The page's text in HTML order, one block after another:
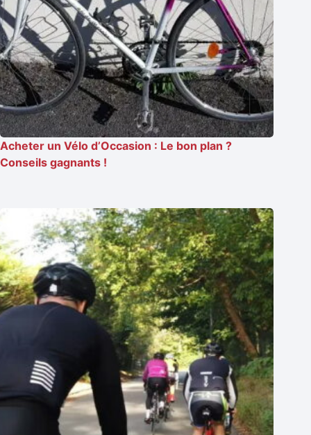
Acheter un Vélo d’Occasion : Le bon plan ?
Conseils gagnants !